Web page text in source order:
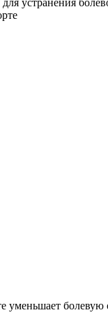
уменьшает болевую